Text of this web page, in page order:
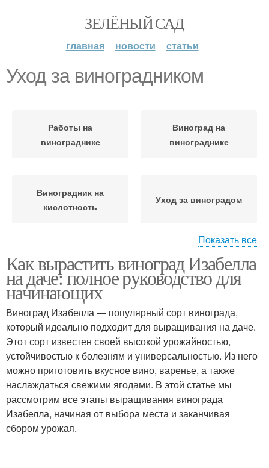
ЗЕЛЁНЫЙ САД
главная новости статьи
Уход за виноградником
Работы на
винограднике
Виноград на
винограднике
Виноградник на
кислотность
Уход за виноградом
В летний уход
Уход за однолетним
виноградом
Показать все
Как вырастить виноград Изабелла
на даче: полное руководство для
начинающих
Виноград Изабелла — популярный сорт винограда,
который идеально подходит для выращивания на даче.
Этот сорт известен своей высокой урожайностью,
устойчивостью к болезням и универсальностью. Из него
можно приготовить вкусное вино, варенье, а также
наслаждаться свежими ягодами. В этой статье мы
рассмотрим все этапы выращивания винограда
Изабелла, начиная от выбора места и заканчивая
сбором урожая.